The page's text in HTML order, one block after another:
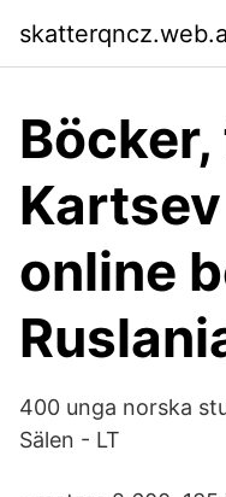
online
400 unga norska
Sälen - LT